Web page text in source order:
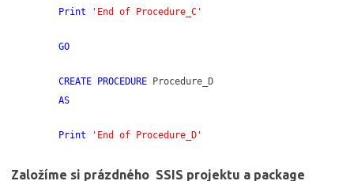
Print
'End of Procedure_C'
GO
CREATE PROCEDURE Procedure_D
AS
Print 'End of Procedure_D'
Založíme si prázdného SSIS projektu a package